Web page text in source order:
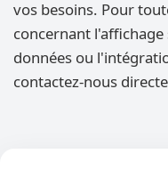
vos besoins. Pour
concernant
données ou
contactez-nous